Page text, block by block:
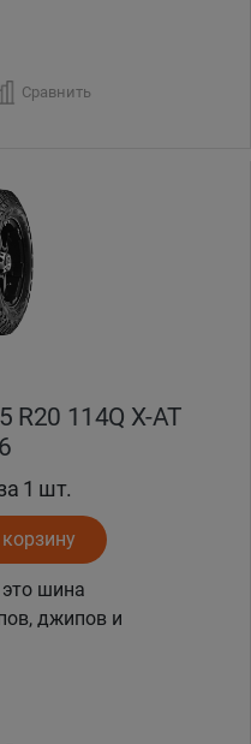
Сравнить
R20 114Q X-AT
1 шт.
корзину
шина
джипов и